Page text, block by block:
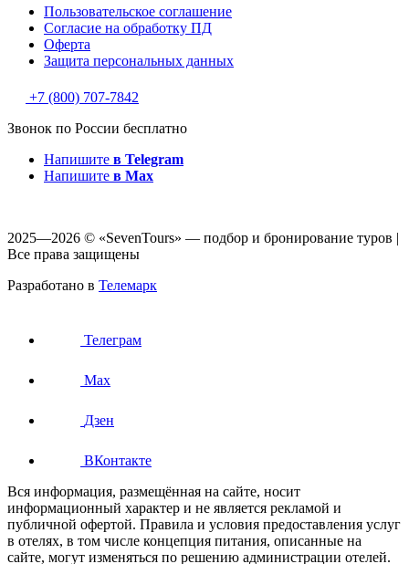
Пользовательское соглашение
Согласие на обработку ПД
Оферта
Защитa персональных данных
+7 (800) 707-7842
Звонок по России бесплатно
Напишите в Telegram
Напишите в Max
2025—2026 © «SevenTours» — подбор и бронирование туров |
Все права защищены
Разработано в Телемарк
Телеграм
Max
Дзен
ВКонтакте
Вся информация, размещённая на сайте, носит
информационный характер и не является рекламой и
публичной офертой. Правила и условия предоставления услуг
в отелях, в том числе концепция питания, описанные на
сайте, могут изменяться по решению администрации отелей.